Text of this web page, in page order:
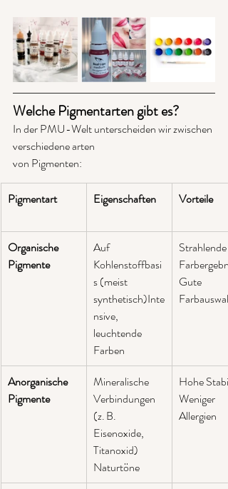
Welche Pigmentarten gibt es?
In der PMU-Welt unterscheiden wir zwischen
verschiedene arten
von Pigmenten:
Pigmentart Eigenschaften Vorteile
Organische
Pigmente
Auf
Kohlenstoffbasi
s (meist
synthetisch)Inte
nsive,
leuchtende
Farben
Strahlende
Gute
Farbauswahl
Anorganische
Pigmente
Mineralische
Verbindungen
(z. B.
Eisenoxide,
Titanoxid)
Naturtöne
Hohe
Weniger
Allergien